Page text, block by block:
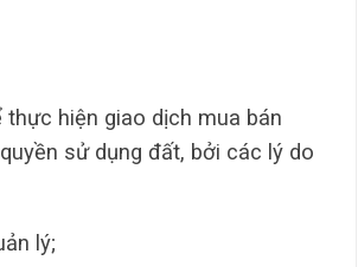
hiện giao dịch mua bán
sử dụng đất, bởi các lý do
lý;